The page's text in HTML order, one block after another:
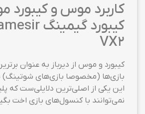
کاربرد موس و کیبورد
VX2
کیبورد و موس از دیرباز به عنوان
بازی‌ها (مخصوصا بازی‌های شوتینگ)
این یکی از اصلی‌ترین دلایلی‌ست که
نمی‌توانند با کنسول‌های بازی اخت